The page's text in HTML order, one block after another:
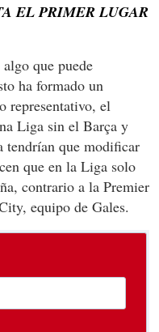
EL PRIMER LUGAR
que puede
ha formado un
representativo, el
Liga sin el Barça y
tendrían que modificar
que en la Liga solo
contrario a la Premier
equipo de Gales.